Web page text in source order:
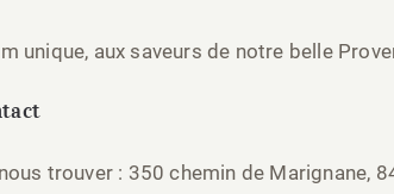
unique, aux saveurs de notre belle
trouver : 350 chemin de Marignane,